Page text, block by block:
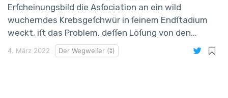
Erſcheinungsbild die Asſociation an ein wild
wucherndes Krebsgeſchwür in ſeinem Endſtadium
weckt, iſt das Problem, deſſen Löſung von den...
4. März 2022 Der Wegweiſer (ʬ)